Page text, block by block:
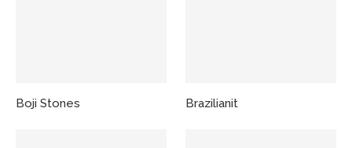
Boji Stones Brazilianit